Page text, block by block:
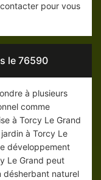
pour vous
le 76590
à plusieurs
comme
à Torcy Le Grand
à Torcy Le
développement
Le Grand peut
désherbant naturel